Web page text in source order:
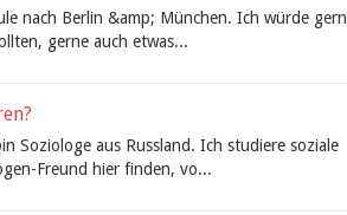
nach Berlin &amp; München. Ich würde gern
gerne auch etwas...
Soziologe aus Russland. Ich studiere soziale
Freund hier finden, vo...